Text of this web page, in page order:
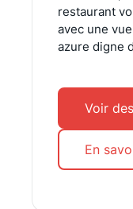
restaurant
avec une
azure digne
Voir
En